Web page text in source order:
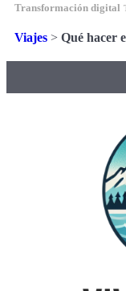
Transformación digital
Viajes > Qué hacer